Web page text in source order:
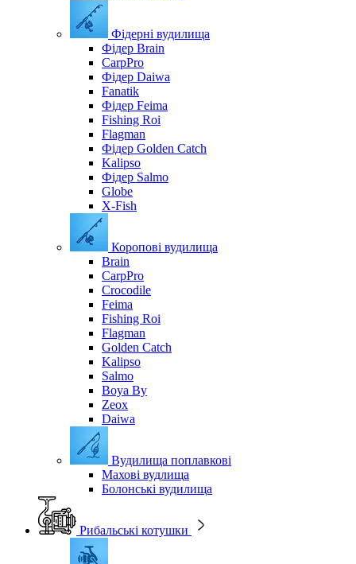
Фідерні вудилища
Фідер Brain
CarpPro
Фідер Daiwa
Fanatik
Фідер Feima
Fishing Roi
Flagman
Фідер Golden Catch
Kalipso
Фідер Salmo
Globe
X-Fish
Коропові вудилища
Brain
CarpPro
Crocodile
Feima
Fishing Roi
Flagman
Golden Catch
Kalipso
Salmo
Boya By
Zeox
Daiwa
Вудилища поплавкові
Махові вудлища
Болонські вудилища
Рибальські котушки